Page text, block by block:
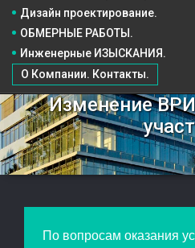
ОБМЕРНЫЕ РАБОТЫ.
Инженерные ИЗЫСКАНИЯ.
О Компании. Контакты.
Дизайн проектирование.
Изменение
По вопросам оказания